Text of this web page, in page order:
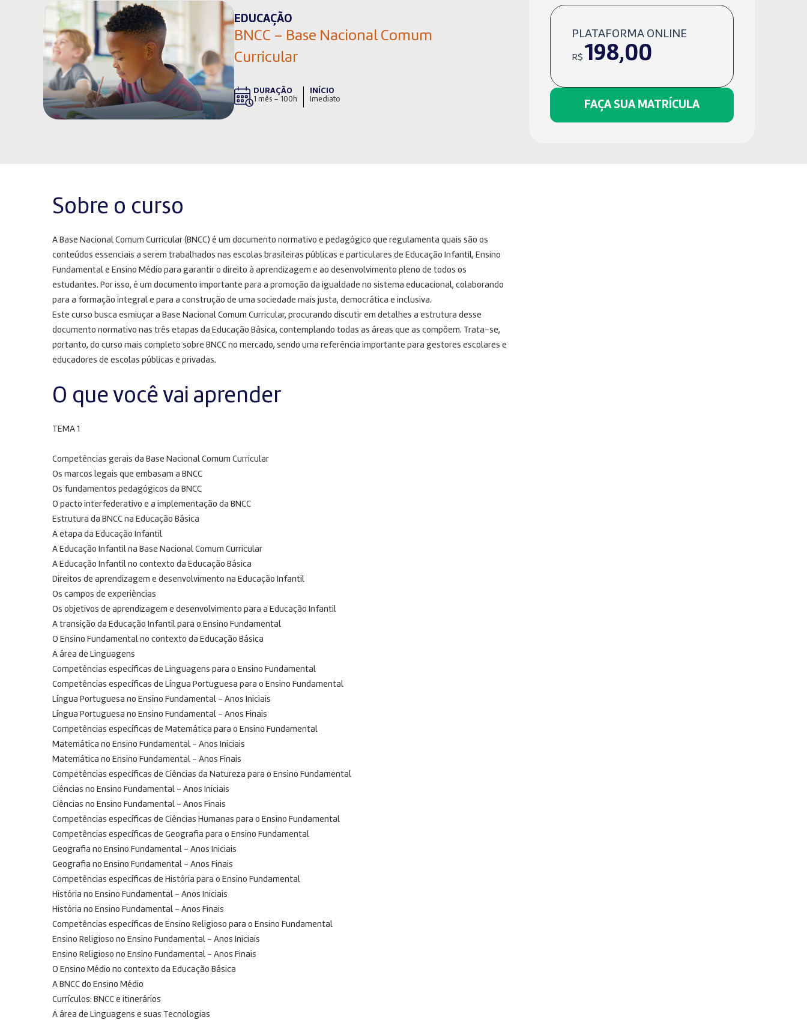
EDUCAÇÃO
BNCC – Base Nacional Comum
Curricular
DURAÇÃO
1 mês – 100h
INÍCIO
Imediato
Sobre o curso
A Base Nacional Comum Curricular (BNCC) é um documento normativo e pedagógico que regulamenta quais são os
conteúdos essenciais a serem trabalhados nas escolas brasileiras públicas e particulares de Educação Infantil, Ensino
Fundamental e Ensino Médio para garantir o direito à aprendizagem e ao desenvolvimento pleno de todos os
estudantes. Por isso, é um documento importante para a promoção da igualdade no sistema educacional, colaborando
para a formação integral e para a construção de uma sociedade mais justa, democrática e inclusiva.
Este curso busca esmiuçar a Base Nacional Comum Curricular, procurando discutir em detalhes a estrutura desse
documento normativo nas três etapas da Educação Básica, contemplando todas as áreas que as compõem. Trata-se,
portanto, do curso mais completo sobre BNCC no mercado, sendo uma referência importante para gestores escolares e
educadores de escolas públicas e privadas.
O que você vai aprender
TEMA 1
Competências gerais da Base Nacional Comum Curricular
Os marcos legais que embasam a BNCC
Os fundamentos pedagógicos da BNCC
O pacto interfederativo e a implementação da BNCC
Estrutura da BNCC na Educação Básica
A etapa da Educação Infantil
A Educação Infantil na Base Nacional Comum Curricular
A Educação Infantil no contexto da Educação Básica
Direitos de aprendizagem e desenvolvimento na Educação Infantil
Os campos de experiências
Os objetivos de aprendizagem e desenvolvimento para a Educação Infantil
A transição da Educação Infantil para o Ensino Fundamental
O Ensino Fundamental no contexto da Educação Básica
A área de Linguagens
Competências específicas de Linguagens para o Ensino Fundamental
Competências específicas de Língua Portuguesa para o Ensino Fundamental
Língua Portuguesa no Ensino Fundamental – Anos Iniciais
Língua Portuguesa no Ensino Fundamental – Anos Finais
Competências específicas de Matemática para o Ensino Fundamental
Matemática no Ensino Fundamental – Anos Iniciais
Matemática no Ensino Fundamental – Anos Finais
Competências específicas de Ciências da Natureza para o Ensino Fundamental
Ciências no Ensino Fundamental – Anos Iniciais
Ciências no Ensino Fundamental – Anos Finais
Competências específicas de Ciências Humanas para o Ensino Fundamental
Competências específicas de Geografia para o Ensino Fundamental
Geografia no Ensino Fundamental – Anos Iniciais
Geografia no Ensino Fundamental – Anos Finais
Competências específicas de História para o Ensino Fundamental
História no Ensino Fundamental – Anos Iniciais
História no Ensino Fundamental – Anos Finais
Competências específicas de Ensino Religioso para o Ensino Fundamental
Ensino Religioso no Ensino Fundamental – Anos Iniciais
Ensino Religioso no Ensino Fundamental – Anos Finais
O Ensino Médio no contexto da Educação Básica
A BNCC do Ensino Médio
Currículos: BNCC e itinerários
A área de Linguagens e suas Tecnologias
PLATAFORMA ONLINE
R$ 198,00
FAÇA SUA MATRÍCULA